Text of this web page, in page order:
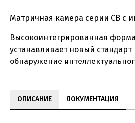
Матричная камера серии CB с
Высокоинтегрированная
устанавливает новый стандарт
обнаружение
ОПИСАНИЕ ДОКУМЕНТАЦИЯ